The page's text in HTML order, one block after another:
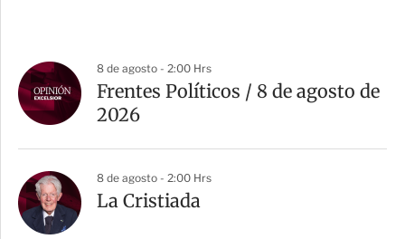
8 de agosto - 2:00 Hrs
Frentes Políticos / 8 de agosto de
2026
8 de agosto - 2:00 Hrs
La Cristiada